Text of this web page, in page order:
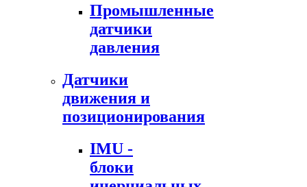
Промышленные
датчики
давления
Датчики
движения и
позиционирования
IMU -
блоки